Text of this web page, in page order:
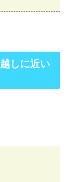
しに近い